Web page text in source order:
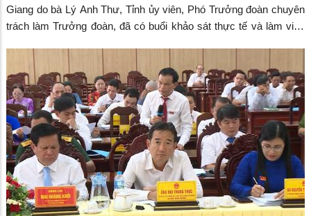
Giang do bà Lý Anh Thư, Tỉnh ủy viên, Phó Trưởng đoàn chuyên
trách làm Trưởng đoàn, đã có buổi khảo sát thực tế và làm việc
trong công tác tiếp công dân, giải quyết khiếu nại, tố cáo. Tiếp và
làm việc với Đoàn có ông Bùi Trung Thực, Chủ tịch UBND
phường, cùng đại diện Thường trực HĐND và lãnh đạo các
phòng, ban chuyên môn.